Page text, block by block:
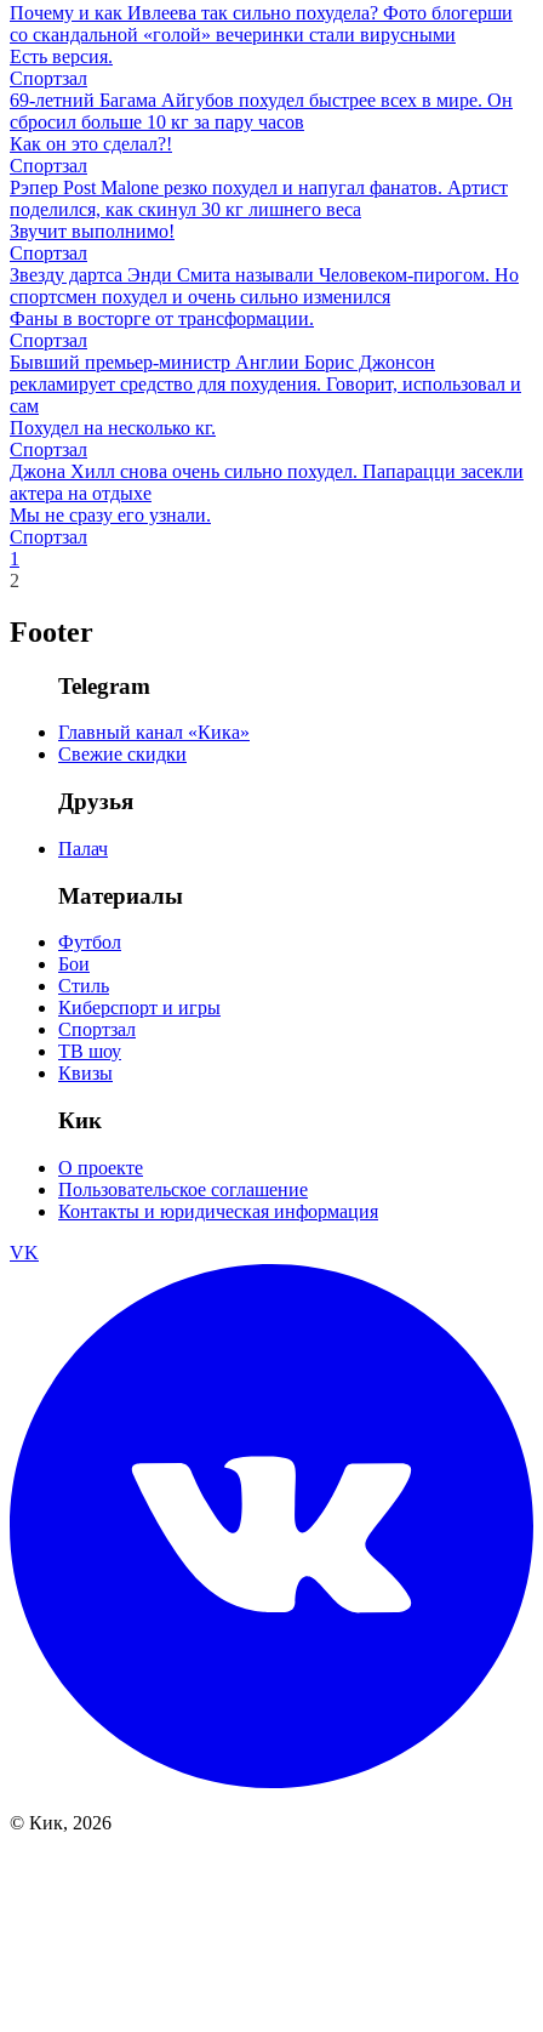
Почему и как Ивлеева так сильно похудела? Фото блогерши
со скандальной «голой» вечеринки стали вирусными
Есть версия.
Спортзал
69-летний Багама Айгубов похудел быстрее всех в мире. Он
сбросил больше 10 кг за пару часов
Как он это сделал?!
Спортзал
Рэпер Post Malone резко похудел и напугал фанатов. Артист
поделился, как скинул 30 кг лишнего веса
Звучит выполнимо!
Спортзал
Звезду дартса Энди Смита называли Человеком-пирогом. Но
спортсмен похудел и очень сильно изменился
Фаны в восторге от трансформации.
Спортзал
Бывший премьер-министр Англии Борис Джонсон
рекламирует средство для похудения. Говорит, использовал и
сам
Похудел на несколько кг.
Спортзал
Джона Хилл снова очень сильно похудел. Папарацци засекли
актера на отдыхе
Мы не сразу его узнали.
Спортзал
1
2
Footer
Telegram
Главный канал «Кика»
Свежие скидки
Друзья
Палач
Материалы
Футбол
Бои
Стиль
Киберспорт и игры
Спортзал
ТВ шоу
Квизы
Кик
О проекте
Пользовательское соглашение
Контакты и юридическая информация
VK
© Кик, 2026